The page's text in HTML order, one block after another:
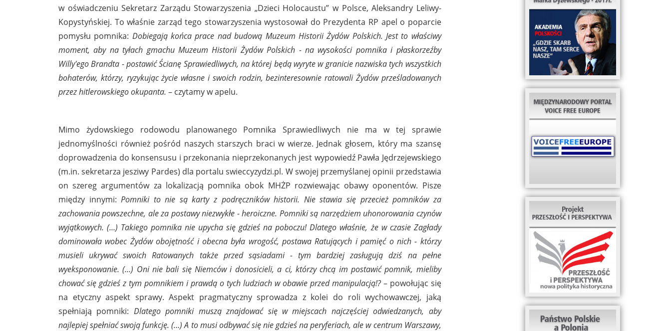
w oświadczeniu Sekretarz Zarządu Stowarzyszenia „Dzieci Holocaustu” w Polsce, Aleksandry Leliwy-
Kopystyńskiej. To właśnie zarząd tego stowarzyszenia wystosował do Prezydenta RP apel o poparcie
pomysłu pomnika: Dobiegają końca prace nad budową Muzeum Historii Żydów Polskich. Jest to właściwy
moment, aby na tyłach gmachu Muzeum Historii Żydów Polskich - na wysokości pomnika i płaskorzeźby
Willy'ego Brandta - postawić Ścianę Sprawiedliwych, na której będą wyryte w granicie nazwiska tych wszystkich
bohaterów, którzy, ryzykując życie własne i swoich rodzin, bezinteresownie ratowali Żydów prześladowanych
przez hitlerowskiego okupanta. – czytamy w apelu.
Mimo żydowskiego rodowodu planowanego Pomnika Sprawiedliwych nie ma w tej sprawie
jednomyślności również pośród naszych starszych braci w wierze. Jednak głosem, który ma szansę
doprowadzenia do konsensusu i przekonania nieprzekonanych jest wypowiedź Pawła Jędrzejewskiego
(m.in. sekretarza jesziwy Pardes) dla portalu swieccyzydzi.pl. W swojej przemyślanej opinii przedstawia
on szereg argumentów za lokalizacją pomnika obok MHŻP rozwiewając obawy oponentów. Pisze
między innymi:Pomniki to nie są karty z podręczników historii. Nie stawia się przecież pomników za
zachowania powszechne, ale za postawy niezwykłe - heroiczne. Pomniki są narzędziem uhonorowania czynów
wyjątkowych. (…) Takiego pomnika nie upycha się gdzieś na poboczu! Dlatego właśnie, że w czasie Zagłady
dominowała wobec Żydów obojętność i obecna była wrogość, postawa Ratujących i pamięć o nich - którzy
musieli ukrywać swoich Ratowanych także przed sąsiadami - tym bardziej zasługują dziś na pełne
wyeksponowanie. (…) Oni nie bali się Niemców i donosicieli, a ci, którzy chcą im postawić pomnik, mieliby
chować się gdzieś z tym pomnikiem i prawdą o tych ludziach w obawie przed manipulacją!?– powołując się
na etyczny aspekt sprawy. Aspekt pragmatyczny sprowadza z kolei do roli wychowawczej, jaką
spełniają pomniki: Dlatego pomniki muszą znajdować się w miejscach najczęściej odwiedzanych, aby
najlepiej spełniać swoją funkcję. (…) A to musi odbywać się nie gdzieś na peryferiach, ale w centrum Warszawy,